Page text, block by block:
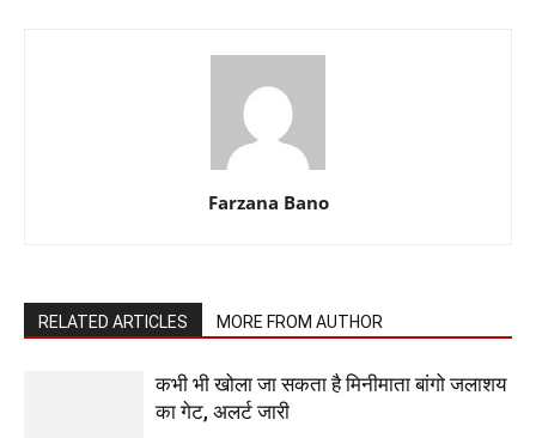
Farzana Bano
RELATED ARTICLES MORE FROM AUTHOR
कभी भी खोला जा सकता है मिनीमाता बांगो जलाशय
का गेट, अलर्ट जारी